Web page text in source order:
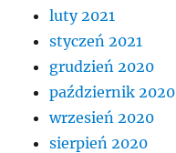
luty 2021
styczeń 2021
grudzień 2020
październik 2020
wrzesień 2020
sierpień 2020